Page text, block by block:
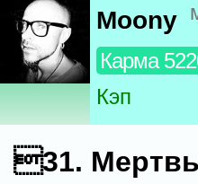
Moony
Карма
Кэп
31.